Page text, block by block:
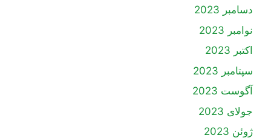
دسامبر 2023
نوامبر 2023
اکتبر 2023
سپتامبر 2023
آگوست 2023
جولای 2023
ژوئن 2023